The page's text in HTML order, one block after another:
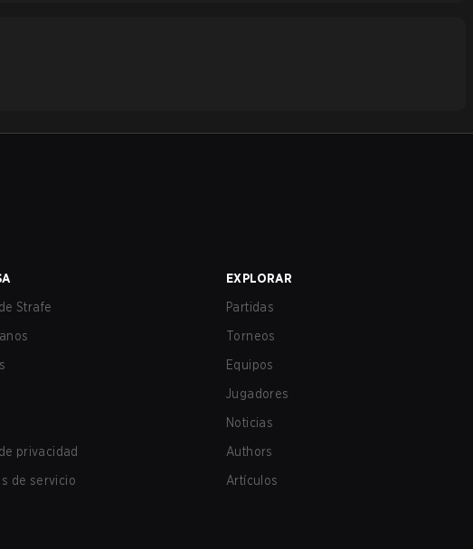
Strafe
privacidad
de servicio
EXPLORAR
Partidas
Torneos
Equipos
Jugadores
Noticias
Authors
Artículos